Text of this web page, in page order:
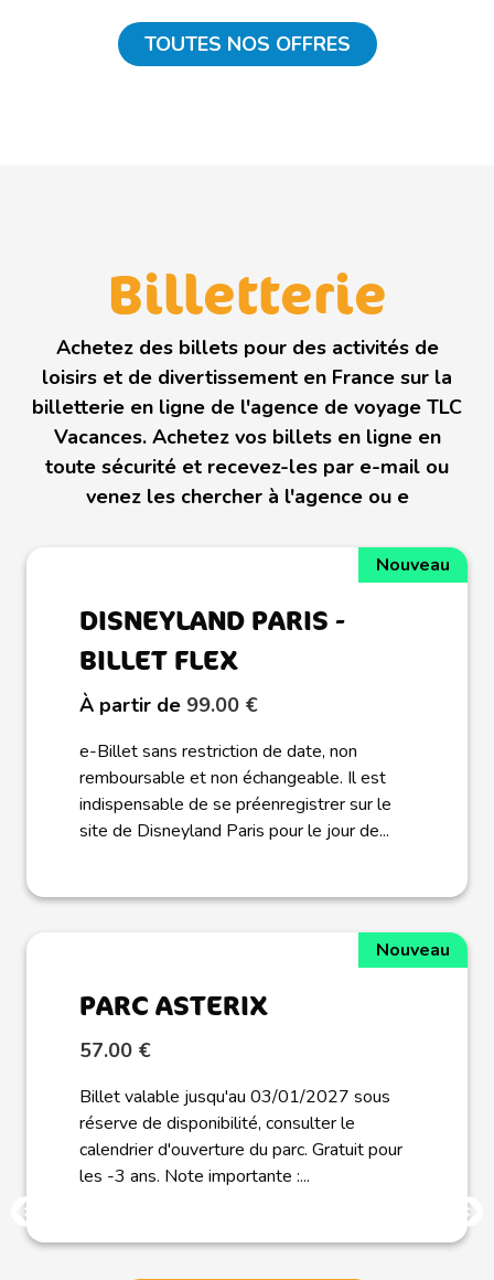
TOUTES NOS OFFRES
Billetterie
Achetez des billets pour des activités de
loisirs et de divertissement en France sur la
billetterie en ligne de l'agence de voyage TLC
Vacances. Achetez vos billets en ligne en
toute sécurité et recevez-les par e-mail ou
venez les chercher à l'agence ou e
Nouveau
DISNEYLAND PARIS -
BILLET FLEX
À partir de 99.00 €
e-Billet sans restriction de date, non
remboursable et non échangeable. Il est
indispensable de se préenregistrer sur le
site de Disneyland Paris pour le jour de...
Nouveau
PARC ASTERIX
57.00 €
Billet valable jusqu'au 03/01/2027 sous
réserve de disponibilité, consulter le
calendrier d'ouverture du parc. Gratuit pour
les -3 ans. Note importante :...